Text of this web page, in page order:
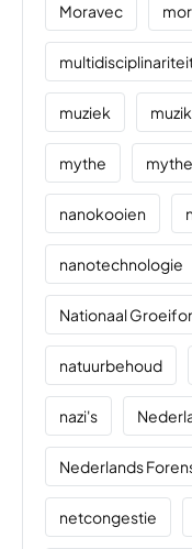
Moravec
muziek
mythe
nanokooien
nanotechnologie
Nationaal
natuurbehoud
nazi's
Nederlands
netcongestie